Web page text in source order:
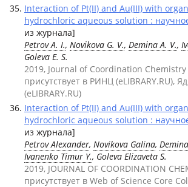
Interaction of Pt(II) and Au(III) with
hydrochloric aqueous solution :
из журнала]
Petrov A. I., Novikova G. V., Demina A. V.,
Goleva E. S.
2019, Journal of Coordination Chemistry
присутствует в РИНЦ (eLIBRARY.RU),
(eLIBRARY.RU)
Interaction of Pt(II) and Au(III) with
hydrochloric aqueous solution :
из журнала]
Petrov Alexander, Novikova Galina,
Ivanenko Timur Y., Goleva Elizaveta S.
2019, JOURNAL OF COORDINATION
присутствует в Web of Science Core